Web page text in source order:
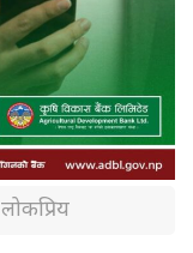
लोकप्रिय